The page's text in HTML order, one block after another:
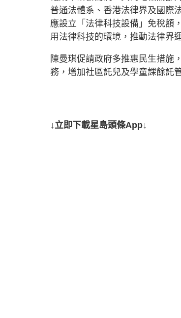
普通法體系、香港法律界及國際
應設立「法律科技設備」免稅額
用法律科技的環境，推動法律界
陳曼琪促請政府多推惠民生措施
務，增加社區託兒及學童課餘託
↓立即下載星島頭條App↓